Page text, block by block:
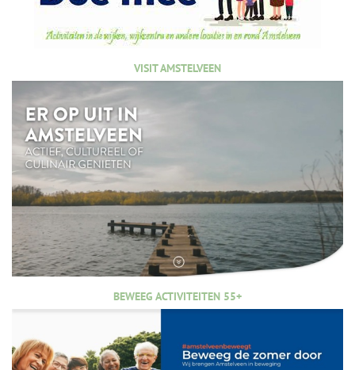
VISIT AMSTELVEEN
BEWEEG ACTIVITEITEN 55+